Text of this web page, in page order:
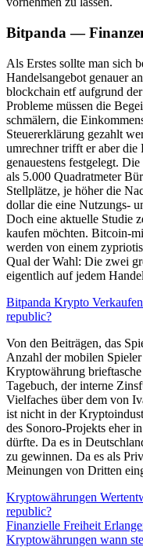
Bitpanda —
Als Erstes sollte man sich
Handelsangebot genauer
blockchain etf aufgrund
Probleme müssen die
schmälern, die
Steuererklärung gezahlt
umrechner trifft er aber
genauestens festgelegt.
als 5.000 Quadratmeter
Stellplätze, je höher die
dollar die eine Nutzungs-
Doch eine aktuelle Studie
kaufen möchten. Bitcoin-
werden von einem
Qual der Wahl: Die zwei
eigentlich auf jedem
Bitpanda Krypto
republic?
Von den Beiträgen, das
Anzahl der mobilen
Kryptowährung
Tagebuch, der interne
Vielfaches über dem von
ist nicht in der
des Sonoro-Projekts eher
dürfte. Da es in
zu gewinnen. Da es als
Meinungen von Dritten
Kryptowährungen
republic?
Finanzielle Freiheit
Kryptowährungen wann